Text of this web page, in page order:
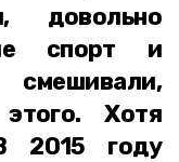
довольно
спорт и
смешивали,
Хотя
2015 году